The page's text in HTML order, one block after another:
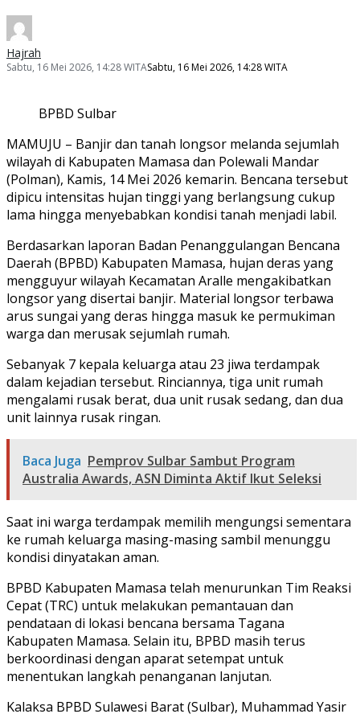
Hajrah
Sabtu, 16 Mei 2026, 14:28 WITASabtu, 16 Mei 2026, 14:28 WITA
BPBD Sulbar
MAMUJU – Banjir dan tanah longsor melanda sejumlah
wilayah di Kabupaten Mamasa dan Polewali Mandar
(Polman), Kamis, 14 Mei 2026 kemarin. Bencana tersebut
dipicu intensitas hujan tinggi yang berlangsung cukup
lama hingga menyebabkan kondisi tanah menjadi labil.
Berdasarkan laporan Badan Penanggulangan Bencana
Daerah (BPBD) Kabupaten Mamasa, hujan deras yang
mengguyur wilayah Kecamatan Aralle mengakibatkan
longsor yang disertai banjir. Material longsor terbawa
arus sungai yang deras hingga masuk ke permukiman
warga dan merusak sejumlah rumah.
Sebanyak 7 kepala keluarga atau 23 jiwa terdampak
dalam kejadian tersebut. Rinciannya, tiga unit rumah
mengalami rusak berat, dua unit rusak sedang, dan dua
unit lainnya rusak ringan.
Baca Juga Pemprov Sulbar Sambut Program
Australia Awards, ASN Diminta Aktif Ikut Seleksi
Saat ini warga terdampak memilih mengungsi sementara
ke rumah keluarga masing-masing sambil menunggu
kondisi dinyatakan aman.
BPBD Kabupaten Mamasa telah menurunkan Tim Reaksi
Cepat (TRC) untuk melakukan pemantauan dan
pendataan di lokasi bencana bersama Tagana
Kabupaten Mamasa. Selain itu, BPBD masih terus
berkoordinasi dengan aparat setempat untuk
menentukan langkah penanganan lanjutan.
Kalaksa BPBD Sulawesi Barat (Sulbar), Muhammad Yasir